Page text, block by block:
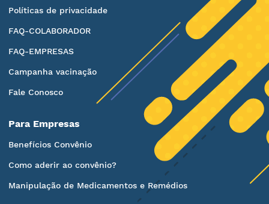
Políticas de privacidade
FAQ-COLABORADOR
FAQ-EMPRESAS
Campanha vacinação
Fale Conosco
Para Empresas
Benefícios Convênio
Como aderir ao convênio?
Manipulação de Medicamentos e Remédios